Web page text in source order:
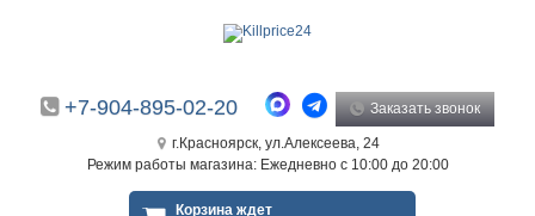
+7-904-895-02-20 Заказать звонок
г.Красноярск, ул.Алексеева, 24
Режим работы магазина: Ежедневно с 10:00 до 20:00
Корзина ждет